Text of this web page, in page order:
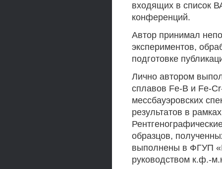
входящих в список
конференций.
Автор принимал
экспериментов,
подготовке
Лично автором
сплавов Fe-B и Fe-
мессбауэровских
результатов в
образцов,
выполнены в ФГУП
руководством к.ф.-